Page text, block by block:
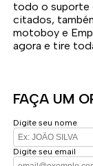
todo o suporte
citados,
motoboy e
agora e tire
FAÇA UM
Digite seu nome
Digite seu email